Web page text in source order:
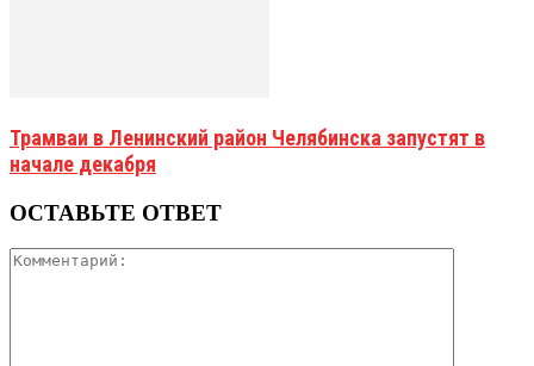
Трамваи в Ленинский район Челябинска запустят в
начале декабря
ОСТАВЬТЕ ОТВЕТ